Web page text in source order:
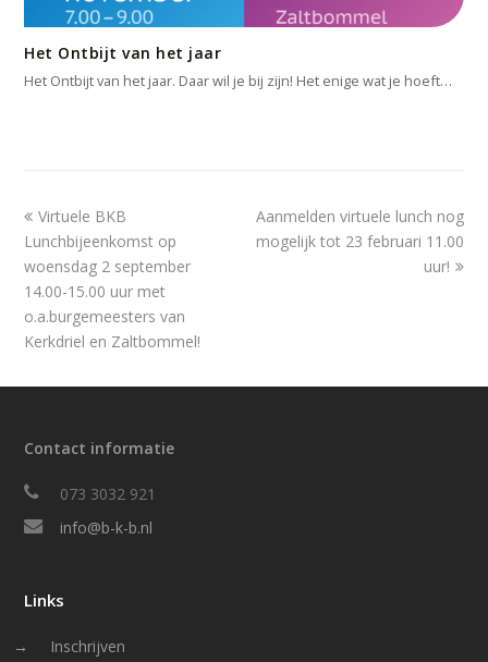
Het Ontbijt van het jaar
Het Ontbijt van het jaar. Daar wil je bij zijn! Het enige wat je hoeft…
previous
post:
Virtuele BKB
Lunchbijeenkomst op
woensdag 2 september
14.00-15.00 uur met
o.a.burgemeesters van
Kerkdriel en Zaltbommel!
next
post:
Aanmelden virtuele lunch nog
mogelijk tot 23 februari 11.00
uur!
Contact informatie
073 3032 921
info@b-k-b.nl
Links
Inschrijven